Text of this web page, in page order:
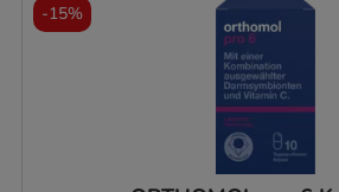
-15%